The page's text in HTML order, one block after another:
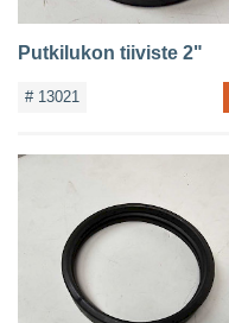
Putkilukon tiiviste 2"
# 13021